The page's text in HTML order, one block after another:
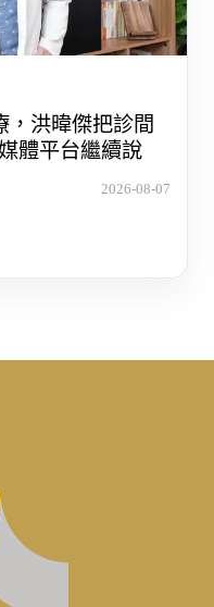
，洪暐傑把診間
體平台繼續說
2026-08-07